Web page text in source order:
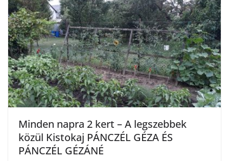
Minden napra 2 kert – A legszebbek
közül Kistokaj PÁNCZÉL GÉZA ÉS
PÁNCZÉL GÉZÁNÉ